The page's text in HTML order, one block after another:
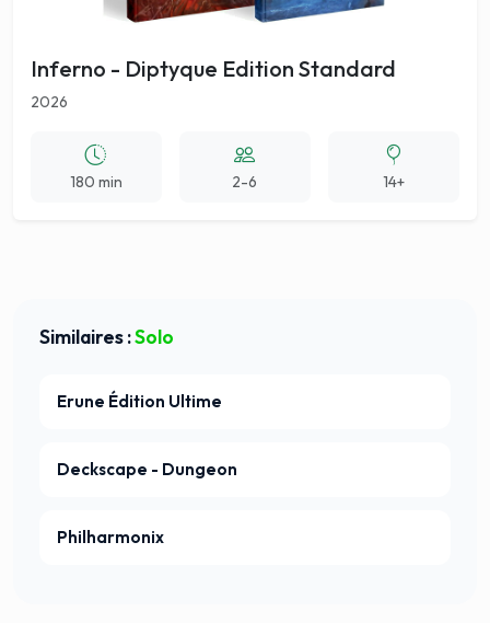
Inferno - Diptyque Edition Standard
2026
180 min 2-6 14+
Similaires :Solo
Erune Édition Ultime
Deckscape - Dungeon
Philharmonix